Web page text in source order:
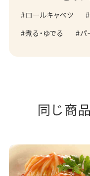
ロールキャベツ
煮る・ゆでる
パ
同じ商